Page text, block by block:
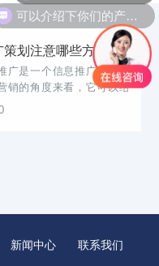
划注意哪些方面
广是一个信息推广窗口。
销的角度来看，它可以给
产品带来曝光，让更多的
新闻中心 联系我们